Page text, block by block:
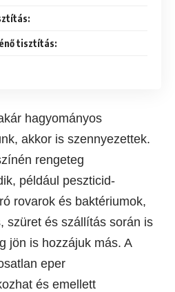
tisztítás:
hagyományos
akkor is szennyezettek.
rengeteg
például peszticid-
rovarok és baktériumok,
szüret és szállítás során is
jön is hozzájuk más. A
eper
és emellett